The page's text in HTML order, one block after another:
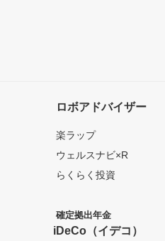
ロボアドバイザー
楽ラップ
ウェルスナビ×R
らくらく投資
確定拠出年金
iDeCo（イデコ）